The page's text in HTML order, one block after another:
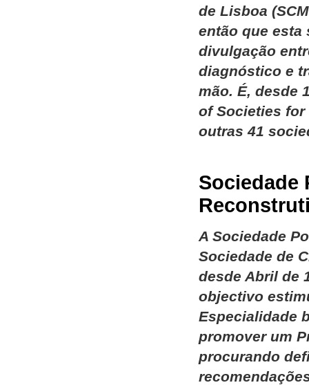
de Lisboa
então que esta
divulgação
diagnóstico e
mão. É, desde
of Societies for
outras 41
Sociedade
A Sociedade
Sociedade de
desde Abril de
objectivo
Especialidade
promover um
procurando